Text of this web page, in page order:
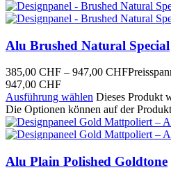
Alu Brushed Natural Special
385,00 CHF – 947,00 CHF
947,00 CHF
Ausführung wählen Dieses Produkt
Die Optionen können auf der
Alu Plain Polished Goldtone